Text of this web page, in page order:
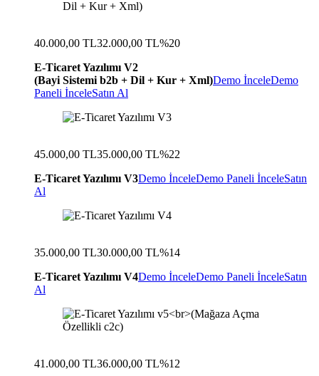
40.000,00 TL32.000,00 TL%20
E-Ticaret Yazılımı V2
(Bayi Sistemi b2b + Dil + Kur + Xml)Demo İnceleDemo
Paneli İnceleSatın Al
45.000,00 TL35.000,00 TL%22
E-Ticaret Yazılımı V3Demo İnceleDemo Paneli İnceleSatın
Al
35.000,00 TL30.000,00 TL%14
E-Ticaret Yazılımı V4Demo İnceleDemo Paneli İnceleSatın
Al
41.000,00 TL36.000,00 TL%12